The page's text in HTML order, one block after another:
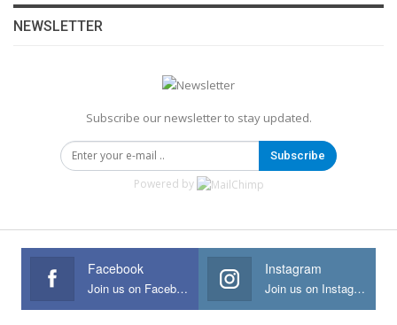
NEWSLETTER
Subscribe our newsletter to stay updated.
Subscribe
Powered by
Facebook
Join us on Facebook
Instagram
Join us on Instagram